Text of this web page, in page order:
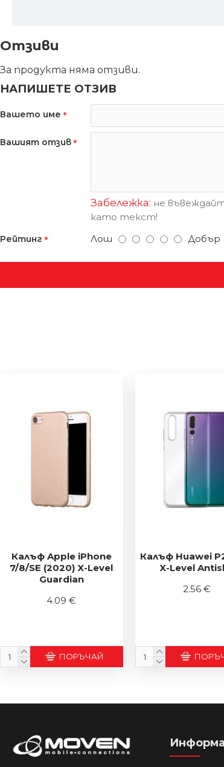
Отзиви
За продукта няма отзиви.
НАПИШЕТЕ ОТЗИВ
Вашето име
Вашият отзив
Забележка: не
като текст!
Рейтинг Лош Добър
Калъф Apple iPhone
7/8/SE (2020) X-Level
Guardian
4.09 €
ПОРЪЧАЙ
Калъф Huawei
X-Level
2.56 €